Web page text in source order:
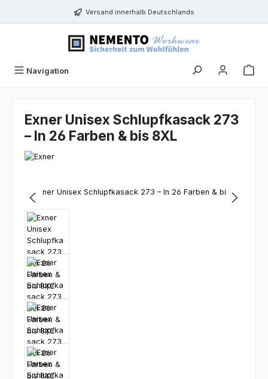
Zum Hauptinhalt springenVersand innerhalb Deutschlands
Navigation
Exner Unisex Schlupfkasack 273
– In 26 Farben & bis 8XL
Bildergalerie überspringen